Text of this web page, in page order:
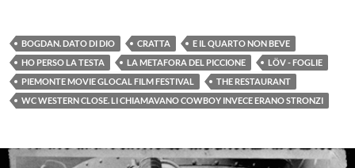
BOGDAN. DATO DI DIO CRATTA
E IL QUARTO NON BEVE
HO PERSO LA TESTA
LA METAFORA DEL PICCIONE
LÖV - FOGLIE
PIEMONTE MOVIE GLOCAL FILM FESTIVAL
THE RESTAURANT
WC WESTERN CLOSE. LI CHIAMAVANO COWBOY INVECE ERANO STRONZI